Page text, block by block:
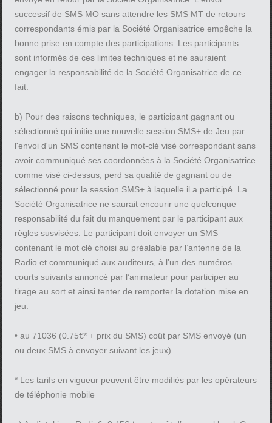
successif de SMS MO sans attendre les SMS MT de retours
correspondants émis par la Société Organisatrice empêche la
bonne prise en compte des participations. Les participants
sont informés de ces limites techniques et ne sauraient
engager la responsabilité de la Société Organisatrice de ce
fait.
b) Pour des raisons techniques, le participant gagnant ou
sélectionné qui initie une nouvelle session SMS+ de Jeu par
l'envoi d'un SMS contenant le mot-clé visé correspondant sans
avoir communiqué ses coordonnées à la Société Organisatrice
comme visé ci-dessus, perd sa qualité de gagnant ou de
sélectionné pour la session SMS+ à laquelle il a participé. La
Société Organisatrice ne saurait encourir une quelconque
responsabilité du fait du manquement par le participant aux
règles susvisées. Le participant doit envoyer un SMS
contenant le mot clé choisi au préalable par l’antenne de la
Radio et communiqué aux auditeurs, à l’un des numéros
courts suivants annoncé par l’animateur pour participer au
tirage au sort et ainsi tenter de remporter la dotation mise en
jeu:
• au 71036 (0.75€* + prix du SMS) coût par SMS envoyé (un
ou deux SMS à envoyer suivant les jeux)
* Les tarifs en vigueur peuvent être modifiés par les opérateurs
de téléphonie mobile